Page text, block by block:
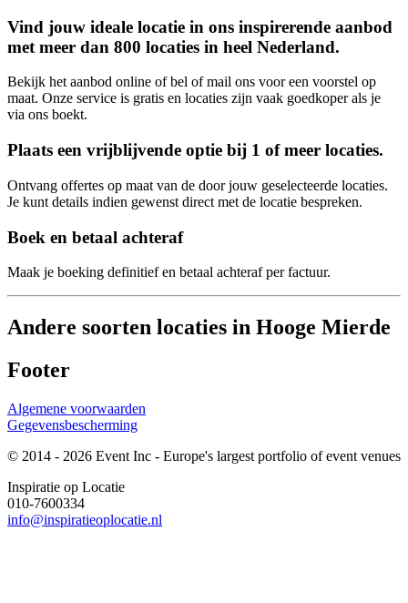
Vind jouw ideale locatie in ons inspirerende aanbod
met meer dan 800 locaties in heel Nederland.
Bekijk het aanbod online of bel of mail ons voor een voorstel op
maat. Onze service is gratis en locaties zijn vaak goedkoper als je
via ons boekt.
Plaats een vrijblijvende optie bij 1 of meer locaties.
Ontvang offertes op maat van de door jouw geselecteerde locaties.
Je kunt details indien gewenst direct met de locatie bespreken.
Boek en betaal achteraf
Maak je boeking definitief en betaal achteraf per factuur.
Andere soorten locaties in Hooge Mierde
Footer
Algemene voorwaarden
Gegevensbescherming
© 2014 - 2026 Event Inc - Europe's largest portfolio of event venues
Inspiratie op Locatie
010-7600334
info@inspiratieoplocatie.nl